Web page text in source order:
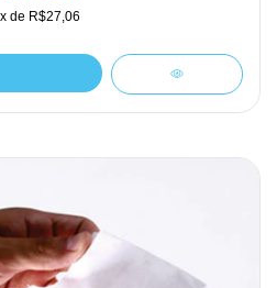
x de R$27,06